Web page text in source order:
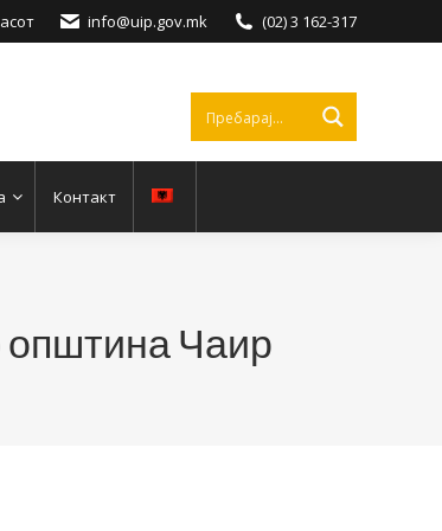
info@uip.gov.mk (02) 3 162-317
Контакт
општина Чаир